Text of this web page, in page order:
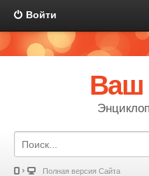
Войти
Ваш
Полная версия Сайта